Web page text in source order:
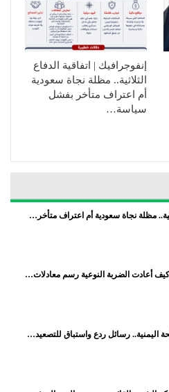
إنفوجرافيك | اتفاقية الدفاع
الثلاثية.. مظلة نجاة سعودية
أم اعتراف متأخر بفشل
سياسة…
مظلة نجاة سعودية أم اعتراف متأخر…
كيف أعادت الضربة النوعية رسم معادلات…
اليمنية.. رسائل ردع واستباق للتصعيد…